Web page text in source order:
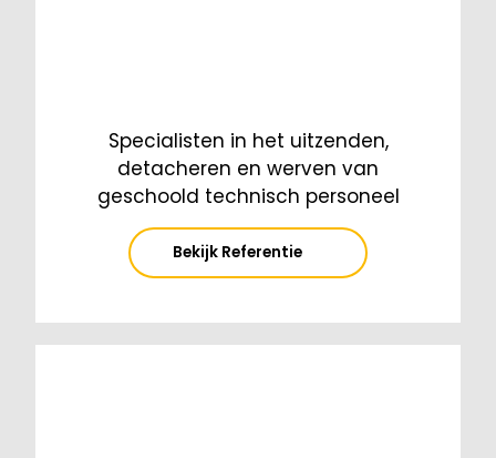
Specialisten in het uitzenden,
detacheren en werven van
geschoold technisch personeel
Bekijk Referentie